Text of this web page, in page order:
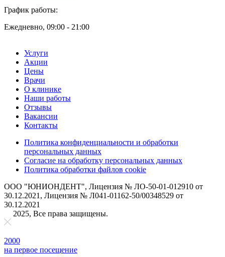
График работы:
Ежедневно, 09:00 - 21:00
Услуги
Акции
Цены
Врачи
О клинике
Наши работы
Отзывы
Вакансии
Контакты
Политика конфиденциальности и обработки
персональных данных
Согласие на обработку персональных данных
Политика обработки файлов cookie
ООО "ЮНИОНДЕНТ", Лицензия № ЛО-50-01-012910 от
30.12.2021, Лицензия № Л041-01162-50/00348529 от
30.12.2021
2025, Все права защищены.
2000
на первое поcещение